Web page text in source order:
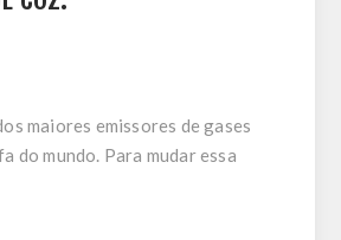
maiores emissores de gases
do mundo. Para mudar essa